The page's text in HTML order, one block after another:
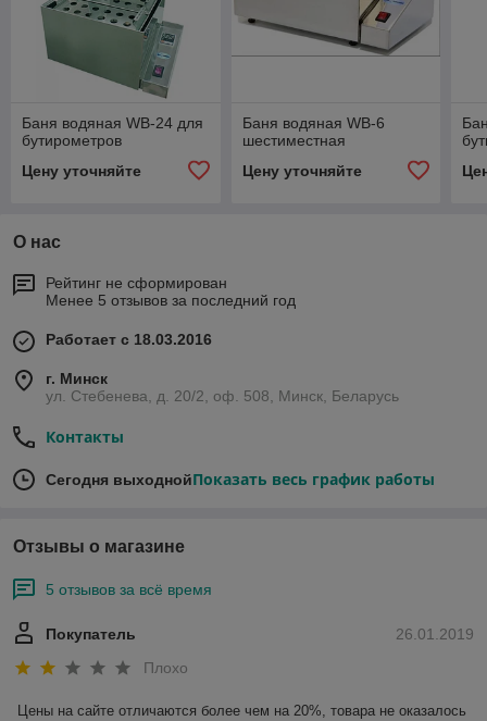
Баня водяная WB-24 для
бутирометров
Цену уточняйте
Баня водяная WB-6
шестиместная
Цену уточняйте
О нас
Рейтинг не сформирован
Менее 5 отзывов за последний год
Работает с 18.03.2016
г. Минск
ул. Стебенева, д. 20/2, оф. 508, Минск, Беларусь
Контакты
Сегодня выходнойПоказать весь график работы
Отзывы о магазине
5 отзывов за всё время
26.01.2019
Покупатель
Плохо
Цены на сайте отличаются более чем на 20%, товара не оказалось